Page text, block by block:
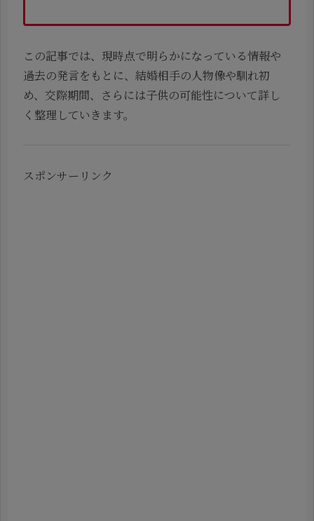
この記事では、現時点で明らかになっている情報や
過去の発言をもとに、結婚相手の人物像や馴れ初
め、交際期間、さらには子供の可能性について詳し
く整理していきます。
スポンサーリンク